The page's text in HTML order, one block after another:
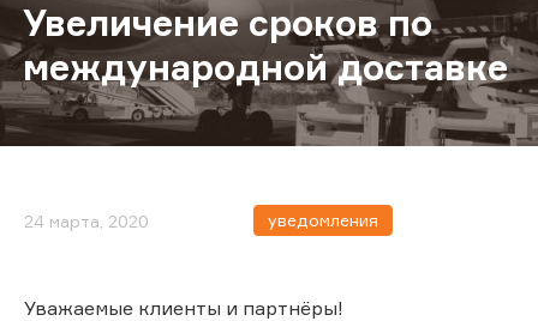
Увеличение сроков по
международной доставке
24 марта, 2020 уведомления
Уважаемые клиенты и партнёры!